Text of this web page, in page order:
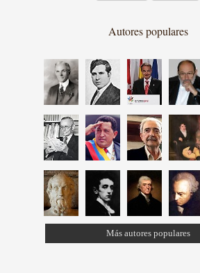
Autores populares
Más autores populares